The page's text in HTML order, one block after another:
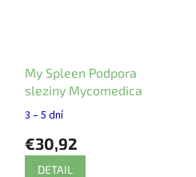
My Spleen Podpora
sleziny Mycomedica
3 – 5 dní
€30,92
DETAIL